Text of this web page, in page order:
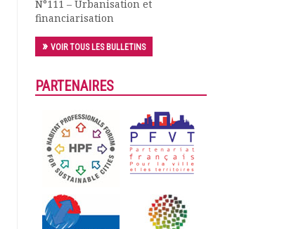
N°111 – Urbanisation et
financiarisation
VOIR TOUS LES BULLETINS
PARTENAIRES